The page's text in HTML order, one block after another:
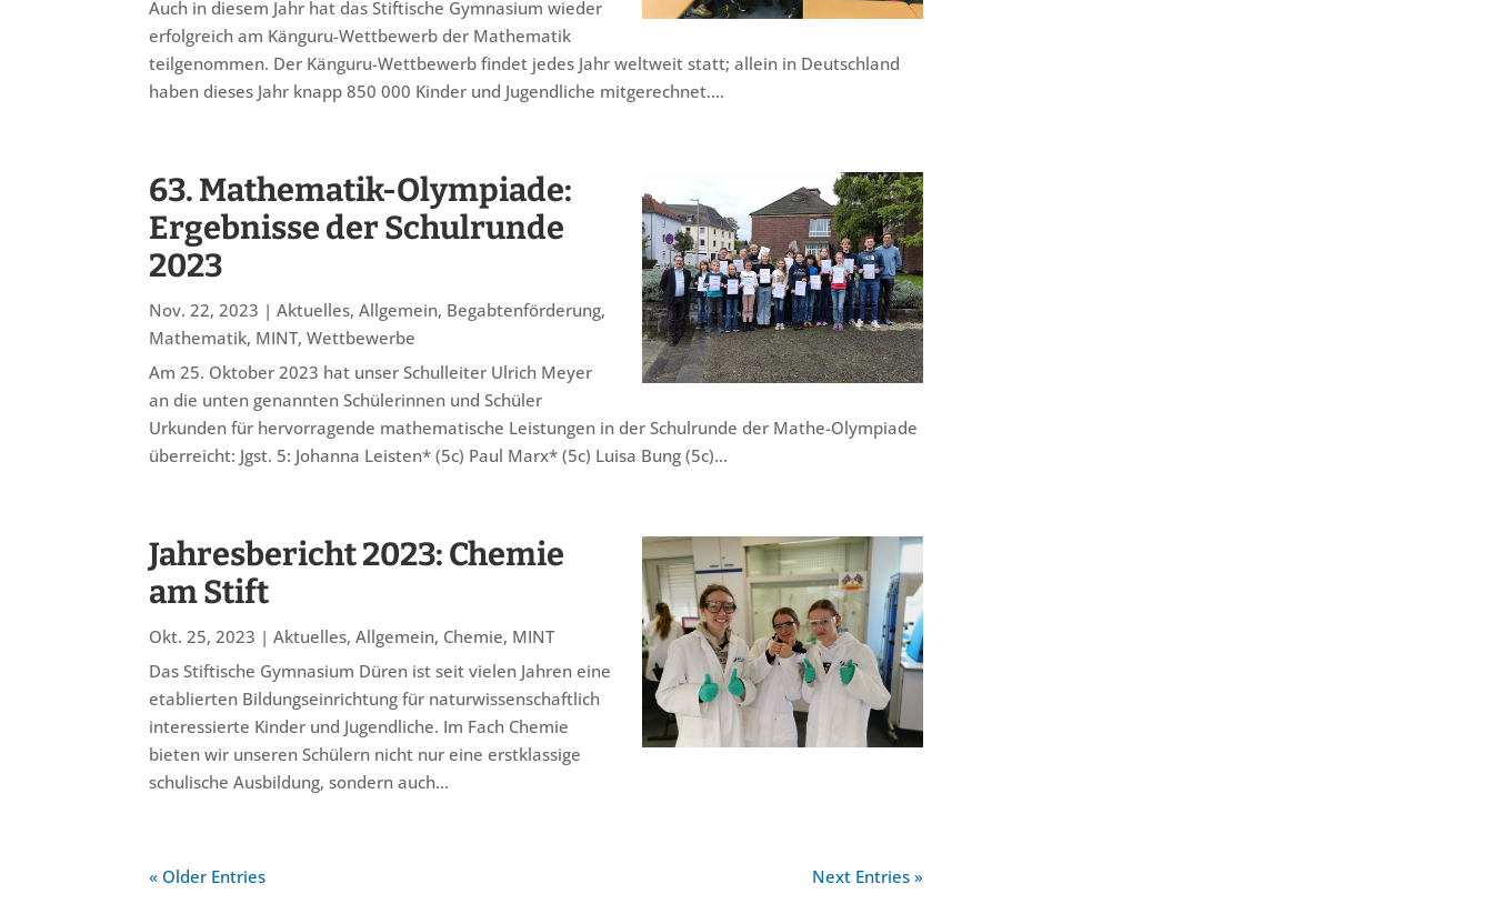
Auch in diesem Jahr hat das Stiftische Gymnasium wieder
erfolgreich am Känguru-Wettbewerb der Mathematik
teilgenommen. Der Känguru-Wettbewerb findet jedes Jahr weltweit statt; allein in Deutschland
haben dieses Jahr knapp 850 000 Kinder und Jugendliche mitgerechnet....
63. Mathematik-Olympiade:
Ergebnisse der Schulrunde
2023
Nov. 22, 2023 |Aktuelles,Allgemein, Begabtenförderung,
Mathematik, MINT,Wettbewerbe
Am 25. Oktober 2023 hat unser Schulleiter Ulrich Meyer
an die unten genannten Schülerinnen und Schüler
Urkunden für hervorragende mathematische Leistungen in der Schulrunde der Mathe-Olympiade
überreicht: Jgst. 5: Johanna Leisten* (5c) Paul Marx* (5c) Luisa Bung (5c)...
Jahresbericht 2023: Chemie
am Stift
Okt. 25, 2023 |Aktuelles,Allgemein, Chemie, MINT
Das Stiftische Gymnasium Düren ist seit vielen Jahren eine
etablierten Bildungseinrichtung für naturwissenschaftlich
interessierte Kinder und Jugendliche. Im Fach Chemie
bieten wir unseren Schülern nicht nur eine erstklassige
schulische Ausbildung, sondern auch...
« Older Entries Next Entries »